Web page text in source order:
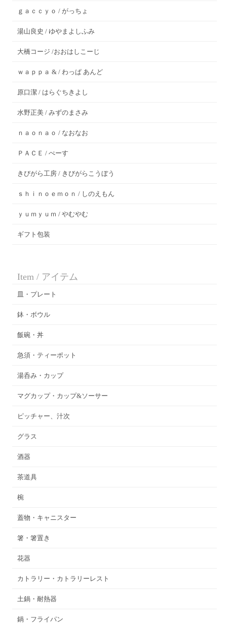
ｇａｃｃｙｏ / がっちょ
湯山良史 / ゆやまよしふみ
大橋コージ /おおはしこーじ
ｗａｐｐａ & / わっぱ あんど
原口潔 / はらぐちきよし
水野正美 / みずのまさみ
ｎａｏｎａｏ / なおなお
ＰＡＣＥ / ぺーす
きびがら工房 / きびがらこうぼう
ｓｈｉｎｏｅｍｏｎ / しのえもん
ｙｕｍｙｕｍ / やむやむ
ギフト包装
Item / アイテム
皿・プレート
鉢・ボウル
飯碗・丼
急須・ティーポット
湯呑み・カップ
マグカップ・カップ&ソーサー
ピッチャー、汁次
グラス
酒器
茶道具
椀
蓋物・キャニスター
箸・箸置き
花器
カトラリー・カトラリーレスト
土鍋・耐熱器
鍋・フライパン